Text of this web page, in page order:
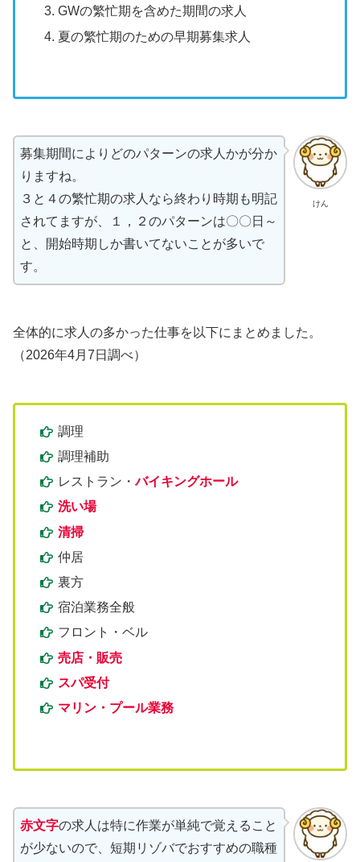
GWの繁忙期を含めた期間の求人
夏の繁忙期のための早期募集求人
けん
募集期間によりどのパターンの求人かが分か
りますね。
３と４の繁忙期の求人なら終わり時期も明記
されてますが、１，２のパターンは〇〇日～
と、開始時期しか書いてないことが多いで
す。
全体的に求人の多かった仕事を以下にまとめました。
（2026年4月7日調べ）
調理
調理補助
レストラン・バイキングホール
洗い場
清掃
仲居
裏方
宿泊業務全般
フロント・ベル
売店・販売
スパ受付
マリン・プール業務
赤文字の求人は特に作業が単純で覚えること
が少ないので、短期リゾバでおすすめの職種